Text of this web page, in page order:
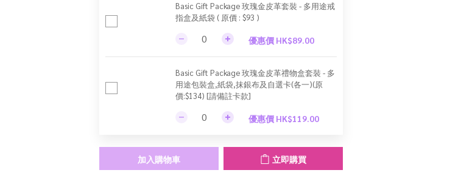
Basic Gift Package 玫瑰金皮革套裝 - 多用途戒
指盒及紙袋 ( 原價 : $93 )
優惠價 HK$89.00
Basic Gift Package 玫瑰金皮革禮物盒套裝 - 多
用途包裝盒,紙袋,抹銀布及自選卡(各一)(原
價:$134) [請備註卡款]
優惠價 HK$119.00
加入購物車 立即購買